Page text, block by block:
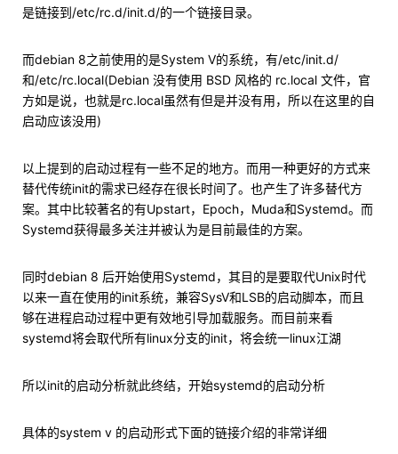
是链接到/etc/rc.d/init.d/的一个链接目录。
而debian 8之前使用的是System V的系统，有/etc/init.d/
和/etc/rc.local(Debian 没有使用 BSD 风格的 rc.local 文件，官
方如是说，也就是rc.local虽然有但是并没有用，所以在这里的自
启动应该没用)
以上提到的启动过程有一些不足的地方。而用一种更好的方式来
替代传统init的需求已经存在很长时间了。也产生了许多替代方
案。其中比较著名的有Upstart，Epoch，Muda和Systemd。而
Systemd获得最多关注并被认为是目前最佳的方案。
同时debian 8 后开始使用Systemd，其目的是要取代Unix时代
以来一直在使用的init系统，兼容SysV和LSB的启动脚本，而且
够在进程启动过程中更有效地引导加载服务。而目前来看
systemd将会取代所有linux分支的init，将会统一linux江湖
所以init的启动分析就此终结，开始systemd的启动分析
具体的system v 的启动形式下面的链接介绍的非常详细